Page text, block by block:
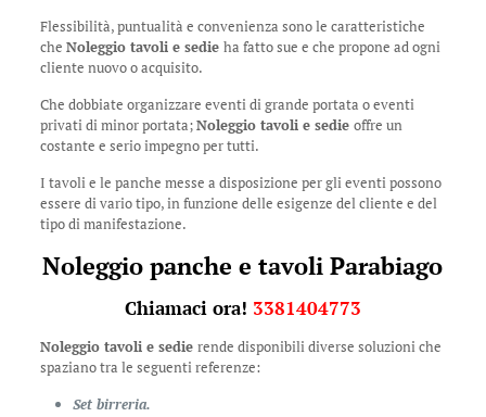
Flessibilità, puntualità e convenienza sono le caratteristiche
che Noleggio tavoli e sedie ha fatto sue e che propone ad ogni
cliente nuovo o acquisito.
Che dobbiate organizzare eventi di grande portata o eventi
privati di minor portata;Noleggio tavoli e sedie offre un
costante e serio impegno per tutti.
I tavoli e le panche messe a disposizione per gli eventi possono
essere di vario tipo, in funzione delle esigenze del cliente e del
tipo di manifestazione.
Noleggio panche e tavoli Parabiago
Chiamaci ora! 3381404773
Noleggio tavoli e sedie rende disponibili diverse soluzioni che
spaziano tra le seguenti referenze:
Set birreria.